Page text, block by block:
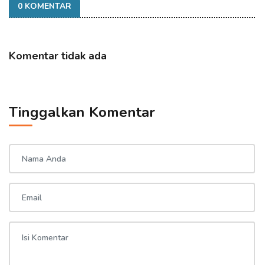
0 KOMENTAR
Komentar tidak ada
Tinggalkan Komentar